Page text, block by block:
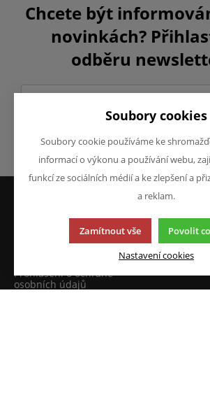
Chcete být
novinkách?
odběru
Odeslat
VŠE O NÁKUPU
Prohlášení o ochraně
osobních údajů
O FIRMĚ
Kontakty
Soubory cookies
Soubory cookie používáme ke
informací o výkonu a používání webu,
funkcí ze sociálních médií a ke zlepšení a
a reklam.
Zamítnout vše Povolit
Nastavení cookies